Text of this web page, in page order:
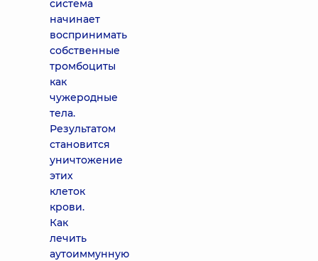
система
начинает
воспринимать
собственные
тромбоциты
как
чужеродные
тела.
Результатом
становится
уничтожение
этих
клеток
крови.
Как
лечить
аутоиммунную